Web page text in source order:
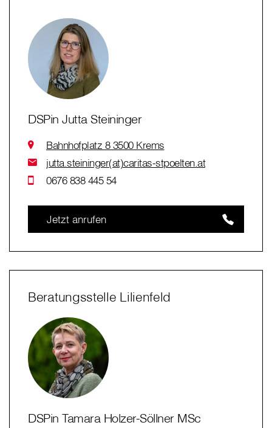
DSPin Jutta Steininger
Bahnhofplatz 8 3500 Krems
jutta.steininger(at)caritas-stpoelten.at
0676 838 445 54
Jetzt anrufen
Beratungsstelle Lilienfeld
DSPin Tamara Holzer-Söllner MSc